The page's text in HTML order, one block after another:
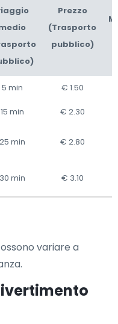
Prezzo
(Trasporto
pubblico)
5 min € 1.50
15 min € 2.30
25 min € 2.80
30 min € 3.10
variare a